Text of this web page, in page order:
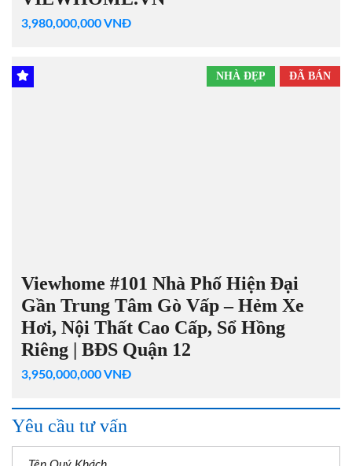
3,980,000,000 VNĐ
ĐÃ BÁN
NHÀ ĐẸP
Viewhome #101 Nhà Phố Hiện Đại
Gần Trung Tâm Gò Vấp – Hẻm Xe
Hơi, Nội Thất Cao Cấp, Sổ Hồng
Riêng | BĐS Quận 12
3,950,000,000 VNĐ
Yêu cầu tư vấn